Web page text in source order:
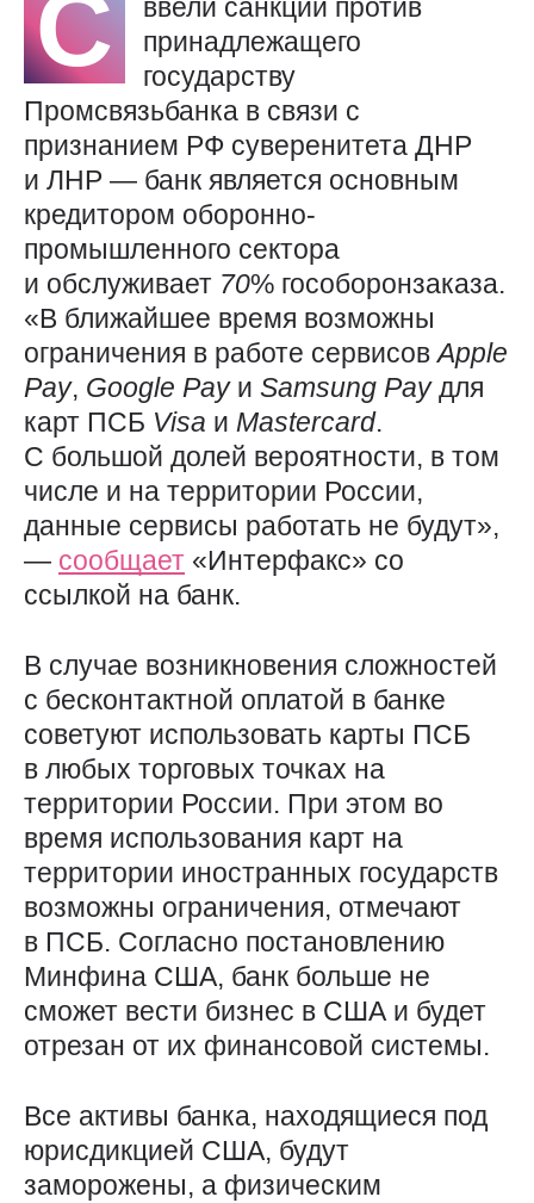
С
ввели санкции против
принадлежащего
государству
Промсвязьбанка в связи с
признанием РФ суверенитета ДНР
и ЛНР — банк является основным
кредитором оборонно-
промышленного сектора
и обслуживает 70% гособоронзаказа.
«В ближайшее время возможны
ограничения в работе сервисовApple
Pay, Google Pay и Samsung Payдля
карт ПСБ Visa и Mastercard.
С большой долей вероятности, в том
числе и на территории России,
данные сервисы работать не будут»,
— сообщает «Интерфакс» со
ссылкой на банк.
В случае возникновения сложностей
с бесконтактной оплатой в банке
советуют использовать карты ПСБ
в любых торговых точках на
территории России. При этом во
время использования карт на
территории иностранных государств
возможны ограничения, отмечают
в ПСБ. Согласно постановлению
Минфина США, банк больше не
сможет вести бизнес в США и будет
отрезан от их финансовой системы.
Все активы банка, находящиеся под
юрисдикцией США, будут
заморожены, а физическим